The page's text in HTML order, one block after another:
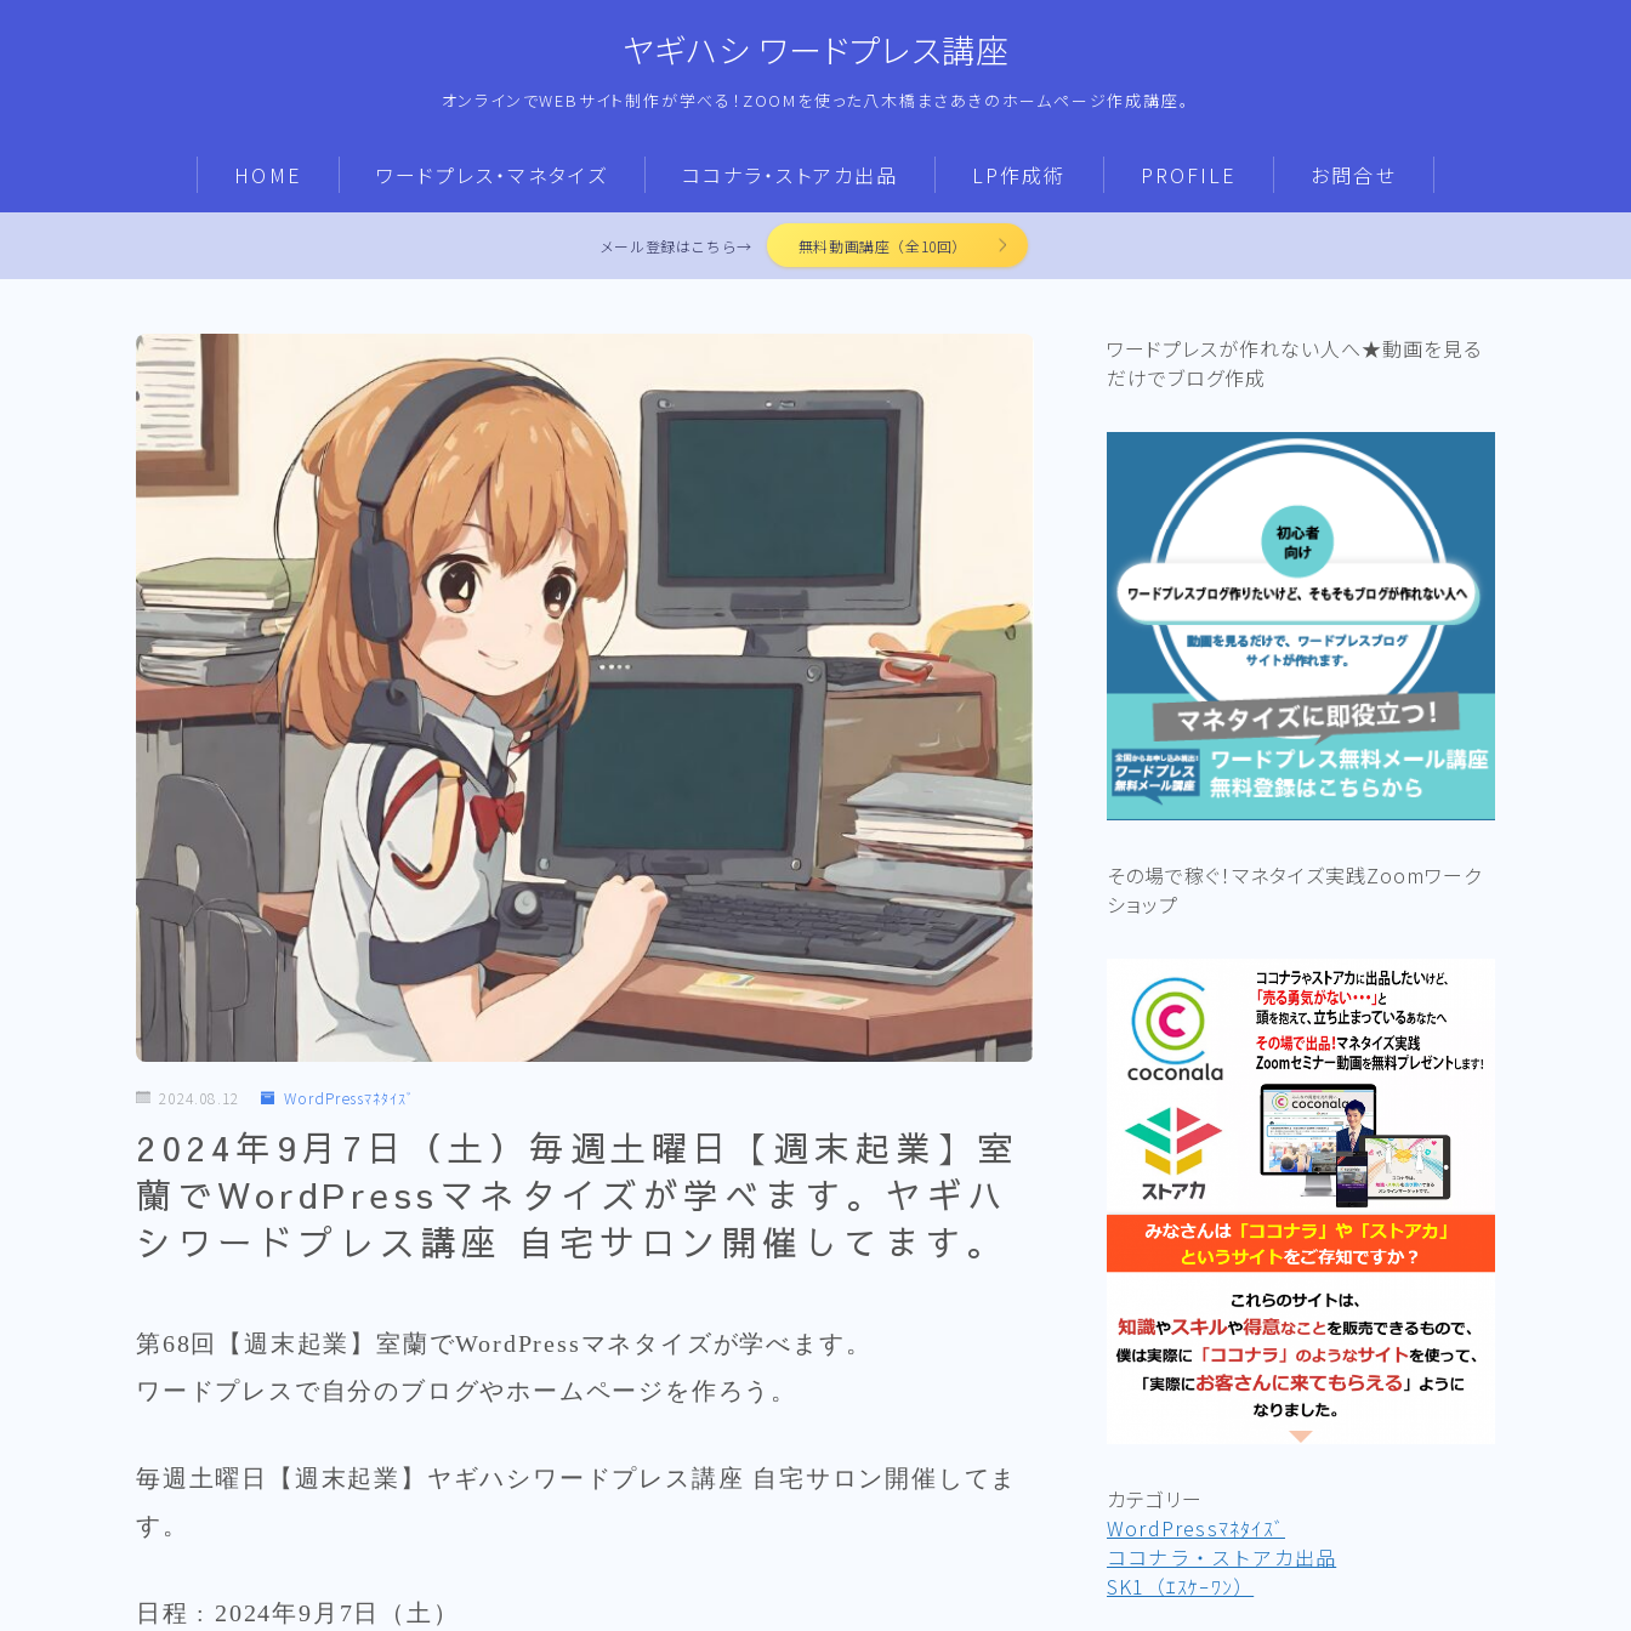
ヤギハシ ワードプレス講座
オンラインでWEBサイト制作が学べる！ZOOMを使った八木橋まさあきのホームページ作成講座。
HOME ワードプレス・マネタイズ ココナラ・ストアカ出品 LP作成術 PROFILE お問合せ
メール登録はこちら→ 無料動画講座（全10回）
2024.08.12 WordPressﾏﾈﾀｲｽﾞ
2024年9月7日（土）毎週土曜日【週末起業】室
蘭でWordPressマネタイズが学べます。ヤギハ
シワードプレス講座 自宅サロン開催してます。
第68回【週末起業】室蘭でWordPressマネタイズが学べます。
ワードプレスで自分のブログやホームページを作ろう。
毎週土曜日【週末起業】ヤギハシワードプレス講座 自宅サロン開催してま
す。
日程 : 2024年9月7日（土）
ワードプレスが作れない人へ★動画を見る
だけでブログ作成
その場で稼ぐ！マネタイズ実践Zoomワーク
ショップ
カテゴリー
WordPressﾏﾈﾀｲｽﾞ
ココナラ・ストアカ出品
SK1（ｴｽｹｰﾜﾝ）